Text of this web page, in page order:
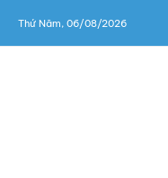
Thứ Năm, 06/08/2026